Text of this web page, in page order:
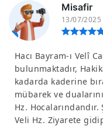
Misafir
13/07/
Hacı Bayram-ı Velî
bulunmaktadır,
kadarda kaderine
mübarek ve
Hz.
Veli Hz. Ziyarete